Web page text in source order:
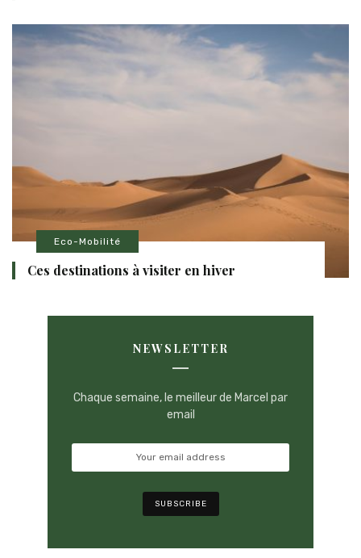
Eco-Mobilité
Ces destinations à visiter en hiver
NEWSLETTER
Chaque semaine, le meilleur de Marcel par
email